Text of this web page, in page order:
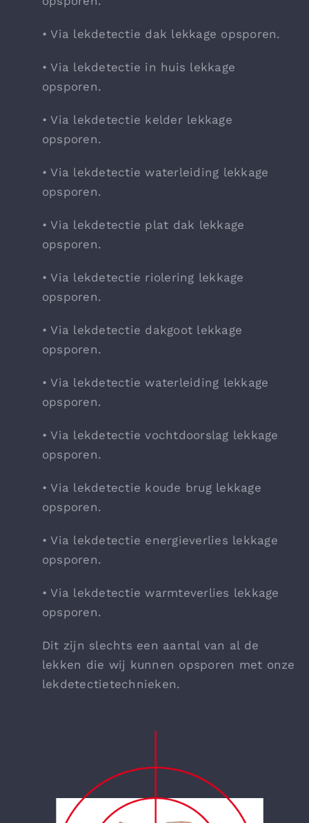
• Via lekdetectie dak lekkage opsporen.
• Via lekdetectie in huis lekkage
opsporen.
• Via lekdetectie kelder lekkage
opsporen.
• Via lekdetectie waterleiding lekkage
opsporen.
• Via lekdetectie plat dak lekkage
opsporen.
• Via lekdetectie riolering lekkage
opsporen.
• Via lekdetectie dakgoot lekkage
opsporen.
• Via lekdetectie waterleiding lekkage
opsporen.
• Via lekdetectie vochtdoorslag lekkage
opsporen.
• Via lekdetectie koude brug lekkage
opsporen.
• Via lekdetectie energieverlies lekkage
opsporen.
• Via lekdetectie warmteverlies lekkage
opsporen.
Dit zijn slechts een aantal van al de
lekken die wij kunnen opsporen met onze
lekdetectietechnieken.